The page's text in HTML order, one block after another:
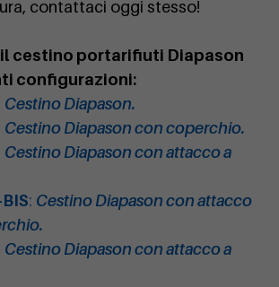
contattaci oggi stesso!
cestino portarifiuti Diapason
configurazioni:
Cestino Diapason.
Cestino Diapason con coperchio.
Cestino Diapason con attacco a
: Cestino Diapason con attacco
Cestino Diapason con attacco a